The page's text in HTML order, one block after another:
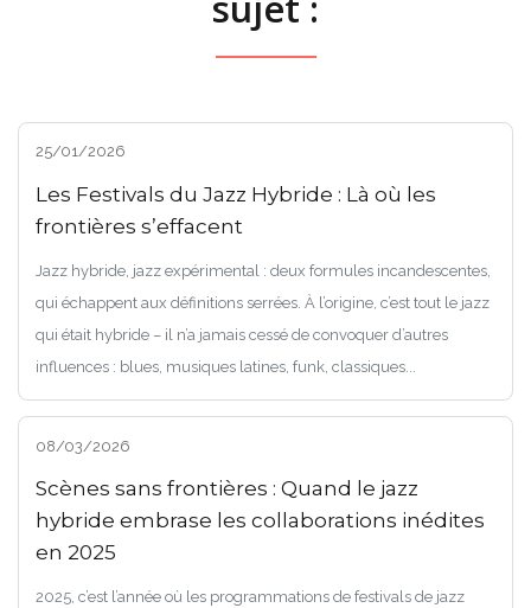
25/01/2026
Les Festivals du Jazz Hybride : Là où les
frontières s’effacent
Jazz hybride, jazz expérimental : deux formules incandescentes,
qui échappent aux définitions serrées. À l’origine, c’est tout le jazz
qui était hybride – il n’a jamais cessé de convoquer d’autres
influences : blues, musiques latines, funk, classiques...
08/03/2026
Scènes sans frontières : Quand le jazz
hybride embrase les collaborations inédites
en 2025
2025, c’est l’année où les programmations de festivals de jazz